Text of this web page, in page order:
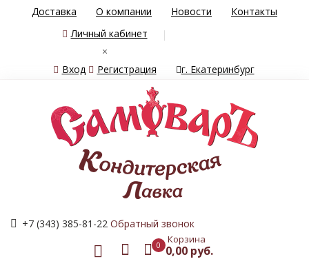
Доставка О компании Новости
Контакты
Личный кабинет
×
Вход
Регистрация г. Екатеринбург
+7 (343) 385-81-22 Обратный звонок
0 Корзина
0,00 руб.